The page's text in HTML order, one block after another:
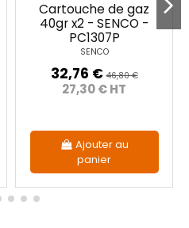
Cartouche de gaz
40gr x2 - SENCO -
PC1307P
SENCO
32,76 €46,80 €
27,30 € HT
Ajouter au
panier